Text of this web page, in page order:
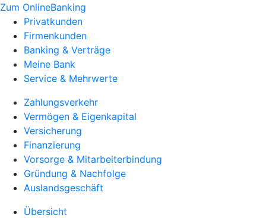
Zum OnlineBanking
Privatkunden
Firmenkunden
Banking & Verträge
Meine Bank
Service & Mehrwerte
Zahlungsverkehr
Vermögen & Eigenkapital
Versicherung
Finanzierung
Vorsorge & Mitarbeiterbindung
Gründung & Nachfolge
Auslandsgeschäft
Übersicht